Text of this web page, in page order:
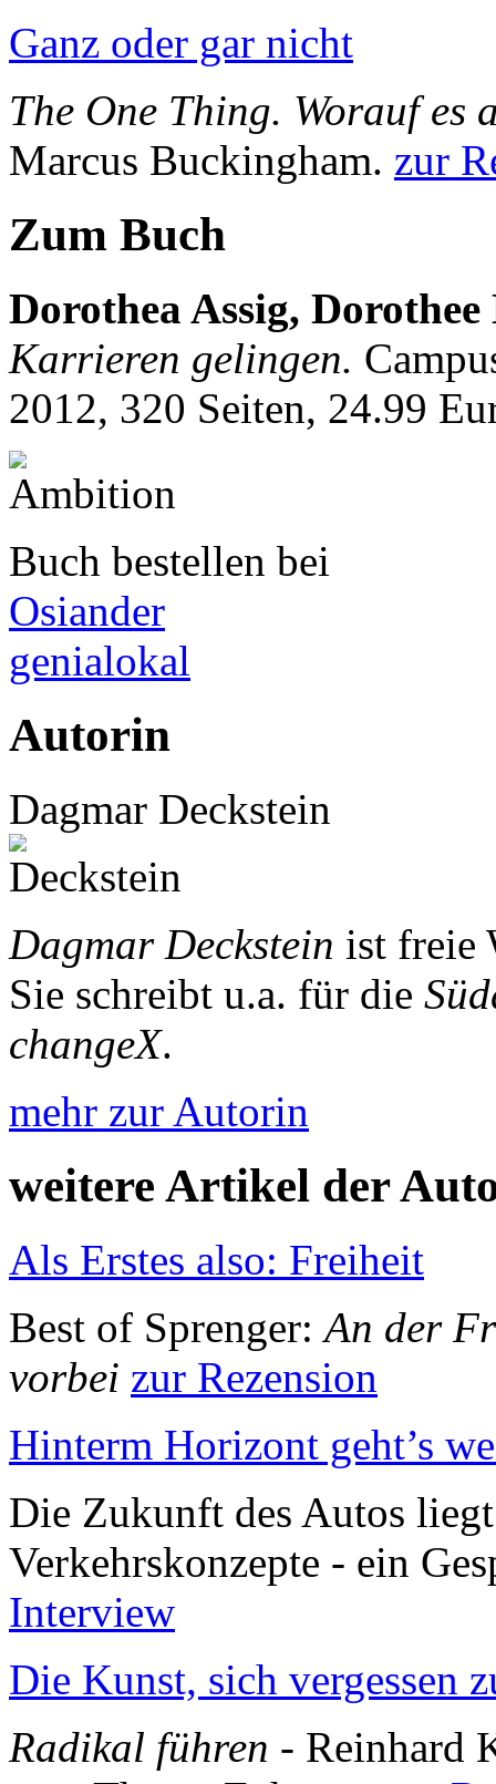
Ganz oder gar nicht
The One Thing. Worauf es
Marcus Buckingham. zur
Zum Buch
Dorothea Assig,
Karrieren gelingen.
2012, 320 Seiten, 24.99
Buch bestellen bei
Osiander
genialokal
Autorin
Dagmar Deckstein
Dagmar Deckstein ist freie
Sie schreibt u.a. für die
changeX.
mehr zur Autorin
weitere Artikel der
Als Erstes also: Freiheit
Best of Sprenger:An der
vorbei zur Rezension
Hinterm Horizont geht’s
Die Zukunft des Autos
Verkehrskonzepte - ein
Interview
Die Kunst, sich vergessen
Radikal führen - Reinhard